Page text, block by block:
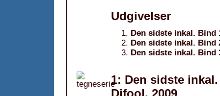
Udgivelser
Den sidste inkal. Bind
Den sidste inkal. Bind
Den sidste inkal. Bind
1: Den sidste
Difool, 2009